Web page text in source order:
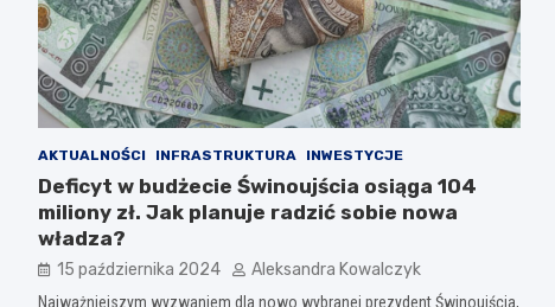
AKTUALNOŚCI INFRASTRUKTURA INWESTYCJE
Deficyt w budżecie Świnoujścia osiąga 104
miliony zł. Jak planuje radzić sobie nowa
władza?
15 października 2024 Aleksandra Kowalczyk
Najważniejszym wyzwaniem dla nowo wybranej prezydent Świnoujścia,